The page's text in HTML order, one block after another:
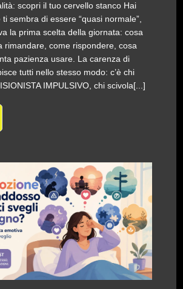
scopri il tuo cervello stanco Hai
sembra di essere “quasi normale”,
la prima scelta della giornata: cosa
rimandare, come rispondere, cosa
pazienza usare. La carenza di
tutti nello stesso modo: c’è chi
IMPULSIVO, chi scivola[...]